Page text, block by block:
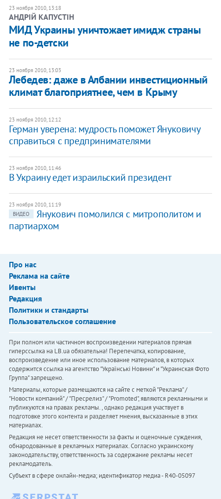
23 ноября 2010, 13:18
АНДРІЙ КАПУСТІН
​МИД Украины уничтожает имидж страны
не по-детски
23 ноября 2010, 13:03
Лебедев: даже в Албании инвестиционный
климат благоприятнее, чем в Крыму
23 ноября 2010, 12:12
Герман уверена: мудрость поможет Януковичу
справиться с предпринимателями
23 ноября 2010, 11:46
В Украину едет израильский президент
23 ноября 2010, 11:19
ВИДЕО
Янукович помолился с митрополитом и
партиархом
Про нас
Реклама на сайте
Ивенты
Редакция
Политики и стандарты
Пользовательское соглашение
При полном или частичном воспроизведении материалов прямая
гиперссылка на LB.ua обязательна! Перепечатка, копирование,
воспроизведение или иное использование материалов, в которых
содержится ссылка на агентство "Українськi Новини" и "Украинская Фото
Группа" запрещено.
Материалы, которые размещаются на сайте с меткой "Реклама" /
"Новости компаний" / "Пресрелиз" / "Promoted", являются рекламными и
публикуются на правах рекламы. , однако редакция участвует в
подготовке этого контента и разделяет мнения, высказанные в этих
материалах.
Редакция не несет ответственности за факты и оценочные суждения,
обнародованные в рекламных материалах. Согласно украинскому
законодательству, ответственность за содержание рекламы несет
рекламодатель.
Субъект в сфере онлайн-медиа; идентификатор медиа - R40-05097